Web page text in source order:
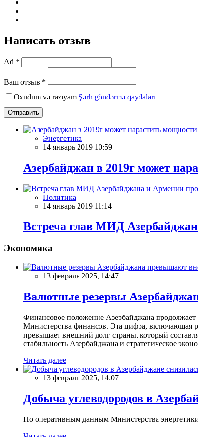
Написать отзыв
Ad *
Ваш отзыв *
Oxudum və razıyam Şərh göndərmə qaydaları
Отправить
Энергетика
14 январь 2019 10:59
Азербайджан в 2019г может
Политика
14 январь 2019 11:14
Встреча глав МИД
Экономика
13 февраль 2025, 14:47
Валютные резервы
Финансовое положение Азербайджана продолжает
Министерства финансов. Эта цифра, включающая
превышает внешний долг страны, который
стабильность Азербайджана и стратегическое
Читать далее
13 февраль 2025, 14:07
Добыча углеводородов в
По оперативным данным Министерства